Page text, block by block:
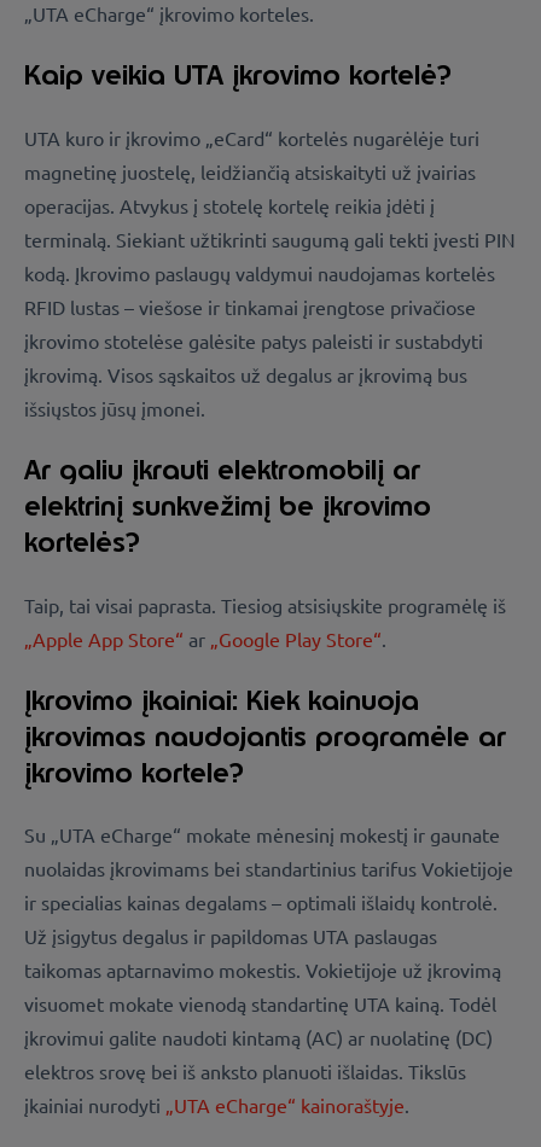
„UTA eCharge“ įkrovimo korteles.
Kaip veikia UTA įkrovimo kortelė?
UTA kuro ir įkrovimo „eCard“ kortelės nugarėlėje turi
magnetinę juostelę, leidžiančią atsiskaityti už įvairias
operacijas. Atvykus į stotelę kortelę reikia įdėti į
terminalą. Siekiant užtikrinti saugumą gali tekti įvesti PIN
kodą. Įkrovimo paslaugų valdymui naudojamas kortelės
RFID lustas – viešose ir tinkamai įrengtose privačiose
įkrovimo stotelėse galėsite patys paleisti ir sustabdyti
įkrovimą. Visos sąskaitos už degalus ar įkrovimą bus
išsiųstos jūsų įmonei.
Ar galiu įkrauti elektromobilį ar
elektrinį sunkvežimį be įkrovimo
kortelės?
Taip, tai visai paprasta. Tiesiog atsisiųskite programėlę iš
„Apple App Store“ ar „Google Play Store“
Įkrovimo įkainiai: Kiek kainuoja
įkrovimas naudojantis programėle ar
įkrovimo kortele?
Su „UTA eCharge“ mokate mėnesinį mokestį ir gaunate
nuolaidas įkrovimams bei standartinius tarifus Vokietijoje
ir specialias kainas degalams – optimali išlaidų kontrolė.
Už įsigytus degalus ir papildomas UTA paslaugas
taikomas aptarnavimo mokestis. Vokietijoje už įkrovimą
visuomet mokate vienodą standartinę UTA kainą. Todėl
įkrovimui galite naudoti kintamą (AC) ar nuolatinę (DC)
elektros srovę bei iš anksto planuoti išlaidas. Tikslūs
įkainiai nurodyti „UTA eCharge“ kainoraštyje.